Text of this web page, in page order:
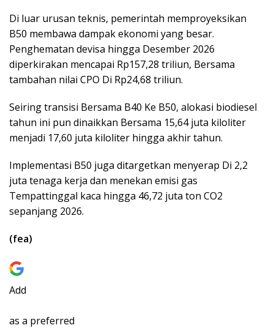
Di luar urusan teknis, pemerintah memproyeksikan
B50 membawa dampak ekonomi yang besar.
Penghematan devisa hingga Desember 2026
diperkirakan mencapai Rp157,28 triliun, Bersama
tambahan nilai CPO Di Rp24,68 triliun.
Seiring transisi Bersama B40 Ke B50, alokasi biodiesel
tahun ini pun dinaikkan Bersama 15,64 juta kiloliter
menjadi 17,60 juta kiloliter hingga akhir tahun.
Implementasi B50 juga ditargetkan menyerap Di 2,2
juta tenaga kerja dan menekan emisi gas
Tempattinggal kaca hingga 46,72 juta ton CO2
sepanjang 2026.
(fea)
Add
as a preferred